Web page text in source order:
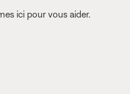
ici pour vous aider.